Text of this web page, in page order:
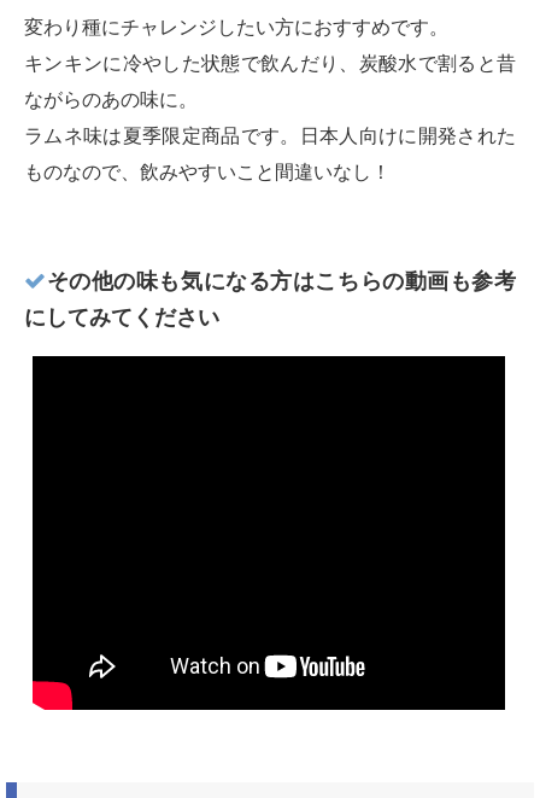
変わり種にチャレンジしたい方におすすめです。
キンキンに冷やした状態で飲んだり、炭酸水で割ると昔
ながらのあの味に。
ラムネ味は夏季限定商品です。日本人向けに開発された
ものなので、飲みやすいこと間違いなし！
その他の味も気になる方はこちらの動画も参考
にしてみてください